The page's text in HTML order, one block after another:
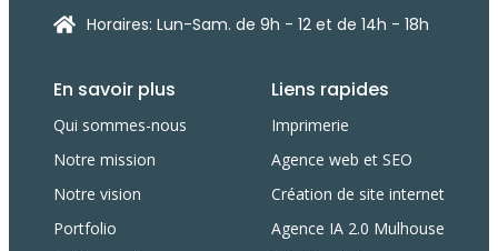
Horaires: Lun-Sam. de 9h - 12 et de 14h - 18h
En savoir plus
Qui sommes-nous
Notre mission
Notre vision
Portfolio
Liens rapides
Imprimerie
Agence web et SEO
Création de site internet
Agence IA 2.0 Mulhouse